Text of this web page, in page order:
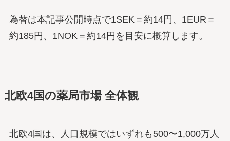
為替は本記事公開時点で1SEK＝約14円、1EUR＝
約185円、1NOK＝約14円を目安に概算します。
北欧4国の薬局市場 全体観
北欧4国は、人口規模ではいずれも500〜1,000万人